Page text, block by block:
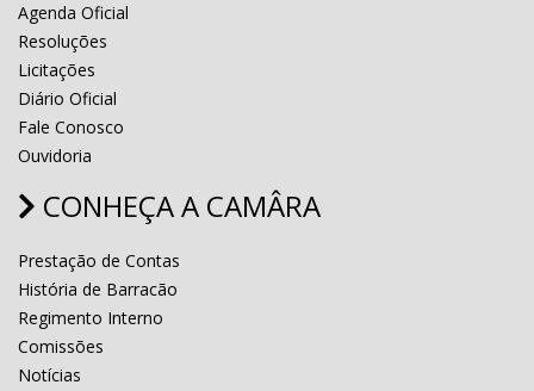
Agenda Oficial
Resoluções
Licitações
Diário Oficial
Fale Conosco
Ouvidoria
CONHEÇA A CAMÂRA
Prestação de Contas
História de Barracão
Regimento Interno
Comissões
Notícias